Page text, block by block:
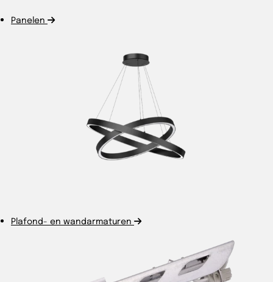
Panelen
Plafond- en wandarmaturen